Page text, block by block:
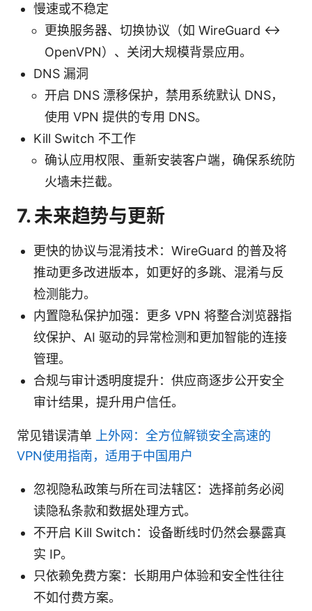
慢速或不稳定
更换服务器、切换协议（如 WireGuard ↔
OpenVPN）、关闭大规模背景应用。
DNS 漏洞
开启 DNS 漂移保护，禁用系统默认 DNS，
使用 VPN 提供的专用 DNS。
Kill Switch 不工作
确认应用权限、重新安装客户端，确保系统防
火墙未拦截。
7. 未来趋势与更新
更快的协议与混淆技术：WireGuard 的普及将
推动更多改进版本，如更好的多跳、混淆与反
检测能力。
内置隐私保护加强：更多 VPN 将整合浏览器指
纹保护、AI 驱动的异常检测和更加智能的连接
管理。
合规与审计透明度提升：供应商逐步公开安全
审计结果，提升用户信任。
常见错误清单
上外网：全方位解锁安全高速的
VPN使用指南，适用于中国用户
忽视隐私政策与所在司法辖区：选择前务必阅
读隐私条款和数据处理方式。
不开启 Kill Switch：设备断线时仍然会暴露真
实 IP。
只依赖免费方案：长期用户体验和安全性往往
不如付费方案。